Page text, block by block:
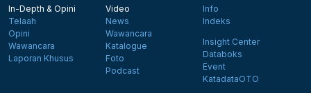
In-Depth & Opini
Telaah
Opini
Wawancara
Laporan Khusus
Video
News
Wawancara
Katalogue
Foto
Podcast
Info
Indeks
Insight Center
Databoks
Event
KatadataOTO